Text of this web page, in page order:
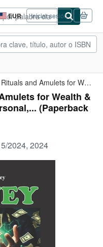
EUR
Preferencias
de
compra
del
Iniciar sesión
Money Magic: Rituals and Amulets for Wealth & Prosperity in ...
for Wealth &
(Paperback
2024, 2024